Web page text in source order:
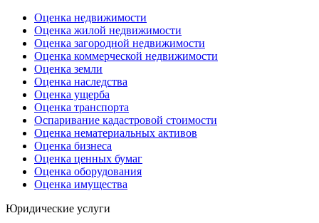
Оценка недвижимости
Оценка жилой недвижимости
Оценка загородной недвижимости
Оценка коммерческой недвижимости
Оценка земли
Оценка наследства
Оценка ущерба
Оценка транспорта
Оспаривание кадастровой стоимости
Оценка нематериальных активов
Оценка бизнеса
Оценка ценных бумаг
Оценка оборудования
Оценка имущества
Юридические услуги